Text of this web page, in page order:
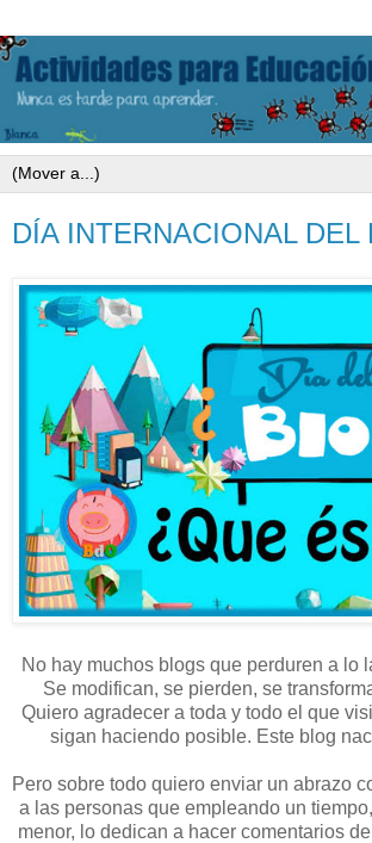
DÍA INTERNACIONAL DEL
No hay muchos blogs que perduren a lo
Se modifican, se pierden, se
Quiero agradecer a toda y todo el que
sigan haciendo posible. Este blog
Pero sobre todo quiero enviar un abrazo
a las personas que empleando un
menor, lo dedican a hacer comentarios